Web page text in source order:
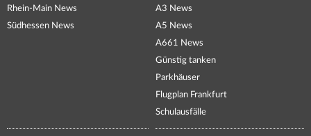
Rhein-Main News
Südhessen News
A3 News
A5 News
A661 News
Günstig tanken
Parkhäuser
Flugplan Frankfurt
Schulausfälle